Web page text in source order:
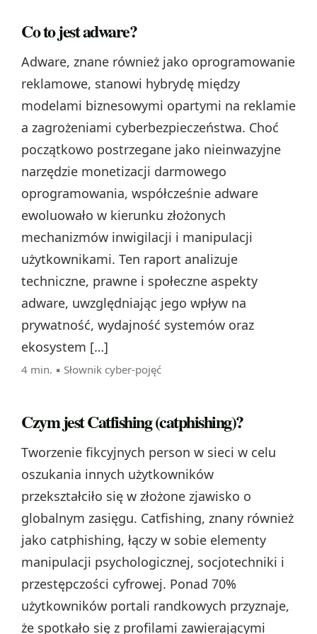
Co to jest adware?
Adware, znane również jako oprogramowanie
reklamowe, stanowi hybrydę między
modelami biznesowymi opartymi na reklamie
a zagrożeniami cyberbezpieczeństwa. Choć
początkowo postrzegane jako nieinwazyjne
narzędzie monetizacji darmowego
oprogramowania, współcześnie adware
ewoluowało w kierunku złożonych
mechanizmów inwigilacji i manipulacji
użytkownikami. Ten raport analizuje
techniczne, prawne i społeczne aspekty
adware, uwzględniając jego wpływ na
prywatność, wydajność systemów oraz
ekosystem […]
4 min. ▪ Słownik cyber-pojęć
Czym jest Catfishing (catphishing)?
Tworzenie fikcyjnych person w sieci w celu
oszukania innych użytkowników
przekształciło się w złożone zjawisko o
globalnym zasięgu. Catfishing, znany również
jako catphishing, łączy w sobie elementy
manipulacji psychologicznej, socjotechniki i
przestępczości cyfrowej. Ponad 70%
użytkowników portali randkowych przyznaje,
że spotkało się z profilami zawierającymi